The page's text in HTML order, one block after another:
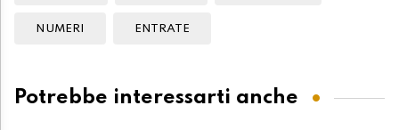
NUMERI ENTRATE
Potrebbe interessarti anche